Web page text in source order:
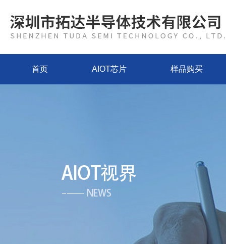
首页 AIOT芯片 样品购买